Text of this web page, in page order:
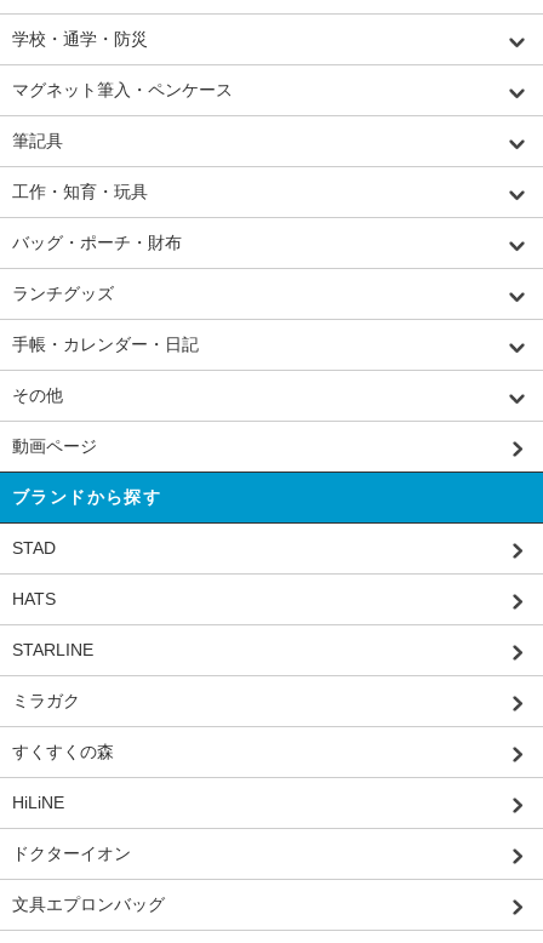
学校・通学・防災
マグネット筆入・ペンケース
筆記具
工作・知育・玩具
バッグ・ポーチ・財布
ランチグッズ
手帳・カレンダー・日記
その他
動画ページ
ブランドから探す
STAD
HATS
STARLINE
ミラガク
すくすくの森
HiLiNE
ドクターイオン
文具エプロンバッグ